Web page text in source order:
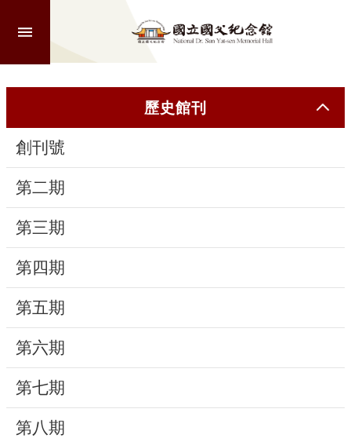
階
尋
認
識
本
館
參
觀
動
線
上
歷史館刊
創刊號
第二期
第三期
第四期
第五期
第六期
第七期
第八期